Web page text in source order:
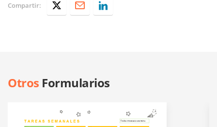
Compartir:
Otros Formularios